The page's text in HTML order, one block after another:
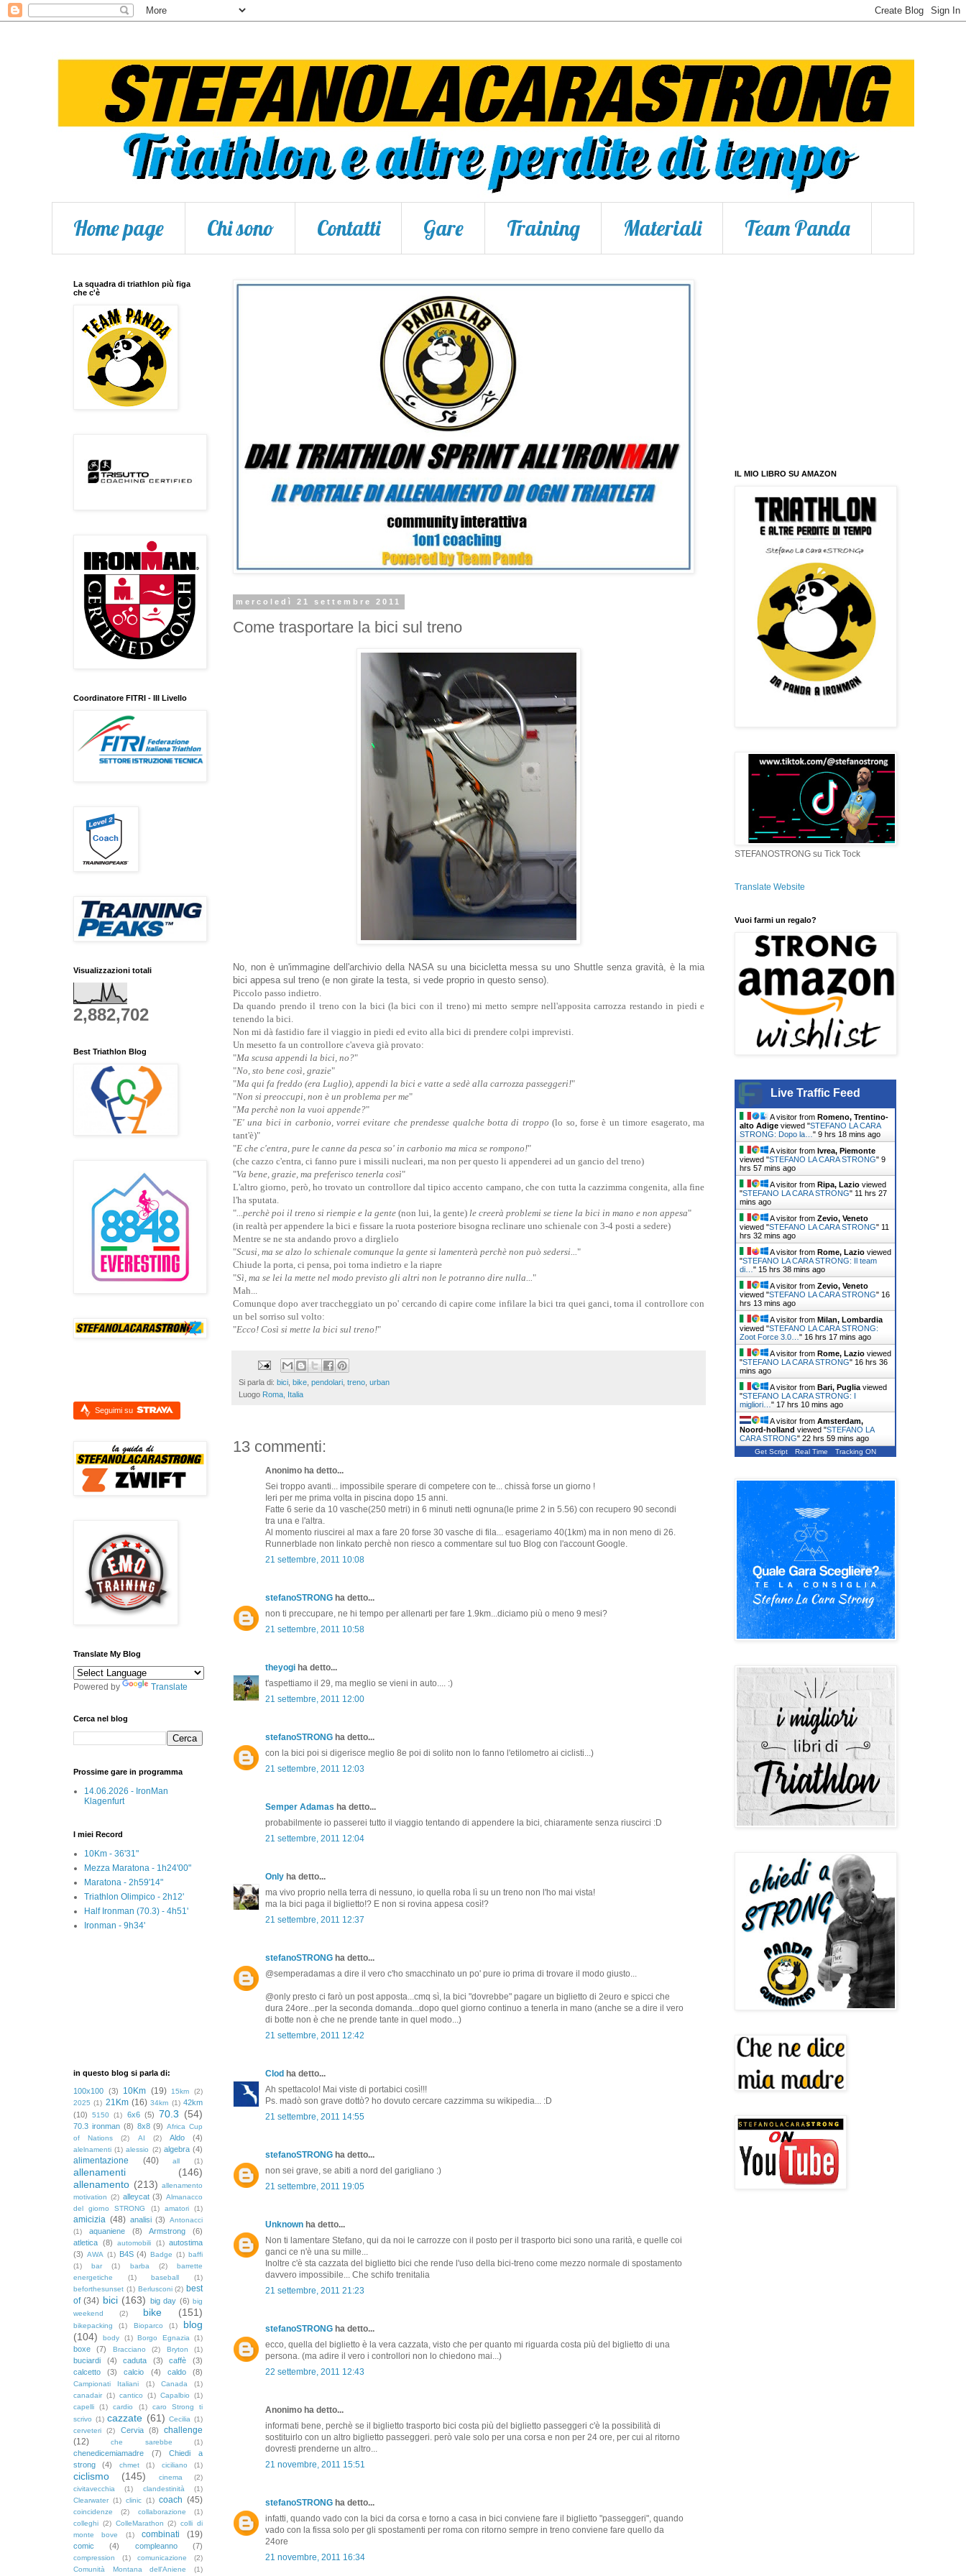
Home page Chi sono Contatti Gare Training Materiali Team Panda
mercoledì 21 settembre 2011
Come trasportare la bici sul treno
No, non è un'immagine dell'archivio della NASA su una bicicletta messa su uno Shuttle senza gravità, è la mia
bici appesa sul treno (e non girate la testa, si vede proprio in questo senso).
Piccolo passo indietro.
Da quando prendo il treno con la bici (la bici con il treno) mi metto sempre nell'apposita carrozza restando in piedi e
tenendo la bici.
Non mi dà fastidio fare il viaggio in piedi ed evito alla bici di prendere colpi imprevisti.
Un mesetto fa un controllore c'aveva già provato:
"Ma scusa appendi la bici, no?"
"No, sto bene così, grazie"
"Ma qui fa freddo (era Luglio), appendi la bici e vatte a sedè alla carrozza passeggeri!"
"Non si preoccupi, non è un problema per me"
"Ma perchè non la vuoi appende?"
"E' una bici in carbonio, vorrei evitare che prendesse qualche botta di troppo (lo so, forse è un timore esagerato, ma
tant'è)"
"E che c'entra, pure le canne da pesca so' in carbonio ma mica se rompono!"
(che cazzo c'entra, ci fanno pure i missili nucleari, ma non per questo li appenderei ad un gancio del treno)
"Va bene, grazie, ma preferisco tenerla così"
L'altro giorno, però, ho trovato un controllore dal tipico accento campano, che con tutta la cazzimma congenita, alla fine
l'ha sputata.
"...perchè poi il treno si riempie e la gente (non lui, la gente) le creerà problemi se tiene la bici in mano e non appesa"
(in realtà per appendere la bici e fissare la ruota posteriore bisogna reclinare uno schienale con 3-4 posti a sedere)
Mentre se ne sta andando provo a dirglielo
"Scusi, ma se alzo lo schienale comunque la gente si lamenterà perchè non può sedersi..."
Chiude la porta, ci pensa, poi torna indietro e la riapre
"Sì, ma se lei la mette nel modo previsto gli altri non le potranno dire nulla..."
Mah...
Comunque dopo aver traccheggiato un po' cercando di capire come infilare la bici tra quei ganci, torna il controllore con
un bel sorriso sul volto:
"Ecco! Così si mette la bici sul treno!"
Si parla di: bici bike pendolari treno urban
Luogo Roma, Italia
13 commenti:
Anonimo ha detto...
Sei troppo avanti... impossibile sperare di competere con te... chissà forse un giorno !
Ieri per me prima volta in piscina dopo 15 anni.
Fatte 6 serie da 10 vasche(250 metri) in 6 minuti netti ognuna(le prime 2 in 5.56) con recupero 90 secondi
tra una e l'altra.
Al momento riuscirei al max a fare 20 forse 30 vasche di fila... esageriamo 40(1km) ma in non meno di 26.
Runnerblade non linkato perchè non riesco a commentare sul tuo Blog con l'account Google.
21 settembre, 2011 10:08
stefanoSTRONG ha detto...
non ti preccupare, ne hi tempo per allenarti per fare 1.9km...diciamo più o meno 9 mesi?
21 settembre, 2011 10:58
theyogi ha detto...
t'aspettiamo il 29, ma meglio se vieni in auto.... :)
21 settembre, 2011 12:00
stefanoSTRONG ha detto...
con la bici poi si digerisce meglio 8e poi di solito non lo fanno l'etilometro ai ciclisti...)
21 settembre, 2011 12:03
Semper Adamas ha detto...
probabilmente io passerei tutto il viaggio tentando di appendere la bici, chiaramente senza riuscirci :D
21 settembre, 2011 12:04
Only ha detto...
ma vivo proprio nella terra di nessuno, io quella roba lì su un treno non l'ho mai vista!
ma la bici paga il biglietto!? E non si rovina appesa così!?
21 settembre, 2011 12:37
stefanoSTRONG ha detto...
@semperadamas a dire il vero c'ho smacchinato un po' pure io prima di trovare il modo giusto...
@only presto ci farò un post apposta...cmq sì, la bici "dovrebbe" pagare un biglietto di 2euro e spicci che
dura 24ore...per la seconda domanda...dopo quel giorno continuo a tenerla in mano (anche se a dire il vero
di botte non è che ne prende tante in quel modo...)
21 settembre, 2011 12:42
Clod ha detto...
Ah spettacolo! Mai viste di portabici così!!!
Ps. madò son grave dottò? ho dovuto cercare cazzimma su wikipedia... :D
21 settembre, 2011 14:55
stefanoSTRONG ha detto...
non sei grave, se abiti a nord del garigliano :)
21 settembre, 2011 19:05
Unknown ha detto...
Non ti lamentare Stefano, qui da noi le carrozze con il posto per il trasporto bici sono una rarità, e quelle coi
ganci ce n'è una su mille...
Inoltre c'è sta cazzata del biglietto bici che rende l'uso della bici-treno come mezzo normale di spostamento
davvero impossibile... Che schifo trenitalia
21 settembre, 2011 21:23
stefanoSTRONG ha detto...
ecco, quella del biglietto è la vera cazzata, visto che per quanto mi riguarda costa più del biglietto di una
persona. (ma adire il vero i controllori non lo chiedono mai...)
22 settembre, 2011 12:43
Anonimo ha detto...
informati bene, perchè se il biglietto trasporto bici costa più del biglietto passeggeri c'è la possibilità di
sostituirlo con un altro biglietto passeggeri. però vale solo per una corsa e non per 24 ore, per cui al ritorno
dovresti prenderne un altro...
21 novembre, 2011 15:51
stefanoSTRONG ha detto...
infatti, quando vado con la bici da corsa e torno a casa in bici conviene fare il biglietto "passeggeri", quando
vado con la fissa solo per gli spostamenti per roma con ritorno sempre in treno conviene fare quello da
24ore
21 novembre, 2011 16:34
La squadra di triathlon più figa
che c'è
Coordinatore FITRI - III Livello
Visualizzazioni totali
2,882,702
Best Triathlon Blog
Seguimi su
Translate My Blog
Powered by Translate
Cerca nel blog
Prossime gare in programma
14.06.2026 - IronMan
Klagenfurt
I miei Record
10Km - 36'31"
Mezza Maratona - 1h24'00"
Maratona - 2h59'14"
Triathlon Olimpico - 2h12'
Half Ironman (70.3) - 4h51'
Ironman - 9h34'
in questo blog si parla di:
100x100 (3) 10Km (19) 15km
(2)
2025 (1) 21Km (16) 34km (1) 42km
(10)
5150 (1) 6x6 (5) 70.3 (54)
70.3 ironman (8) 8x8 (9) Africa Cup
of Nations
(2) AI (2) Aldo (4)
alelnamenti (1) alessio (2) algebra (4)
alimentazione (40) all (1)
allenamenti
(146)
allenamento (213) allenamento
motivation (2) alleycat (3) Almanacco
del giorno STRONG
(1) amatori (1)
amicizia (48) analisi (3)
Antonacci
(1)
aquaniene (8) Armstrong
(6)
atletica (8) automobili (1) autostima
(3) AWA (1) B4S (4) Badge (1) baffi
(1)
bar (1) barba (2)
barrette
energetiche
(1) baseball
(1)
beforthesunset (1) Berlusconi (2) best
of (34) bici (163) big day (6) big
weekend
(2) bike (151)
bikepacking (1) Bioparco (1)
blog
(104)
body (1) Borgo Egnazia (1)
boxe (7) Bracciano (2) Bryton (1)
buciardi (4) caduta (3) caffè
(3)
calcetto
(3) calcio (4) caldo (8)
Campionati Italiani (1) Canada
(1)
canadair (1) cantico (1) Capalbio
(1)
capelli
(1) cardio (1)
caro Strong ti
scrivo (1) cazzate (61) Cecilia (1)
cerveteri
(2) Cervia (8)
challenge
(12)
che sarebbe (1)
chenedicemiamadre (7)
Chiedi a
strong
(4) chmet (1) ciciliano (1)
ciclismo (145) cinema
(2)
civitavecchia
(1) clandestinità
(1)
Clearwater (1) clinic (1) coach (45)
coincidenze (2) collaborazione
(1)
colleghi (2) ColleMarathon (2) colli di
monte bove
(1) combinati (19)
comic (4) compleanno (7)
compression (1) comunicazione
(2)
Comunità Montana dell'Aniene
(1)
IL MIO LIBRO SU AMAZON
STEFANOSTRONG su Tick Tock
Translate Website
Vuoi farmi un regalo?
Live Traffic Feed
A visitor from Romeno, Trentino-
alto Adige viewed "STEFANO LA CARA
STRONG: Dopo la… " 9 hrs 18 mins ago
A visitor from Ivrea, Piemonte
viewed "STEFANO LA CARA STRONG" 9
hrs 57 mins ago
A visitor from Ripa, Lazio viewed
"STEFANO LA CARA STRONG" 11 hrs 27
mins ago
A visitor from Zevio, Veneto
viewed "STEFANO LA CARA STRONG" 11
hrs 32 mins ago
A visitor from Rome, Lazio viewed
"STEFANO LA CARA STRONG: Il team
di… " 15 hrs 38 mins ago
A visitor from Zevio, Veneto
viewed "STEFANO LA CARA STRONG" 16
hrs 13 mins ago
A visitor from Milan, Lombardia
viewed "STEFANO LA CARA STRONG:
Zoot Force 3.0… " 16 hrs 17 mins ago
A visitor from Rome, Lazio viewed
"STEFANO LA CARA STRONG" 16 hrs 36
mins ago
A visitor from Bari, Puglia viewed
"STEFANO LA CARA STRONG: I
migliori… " 17 hrs 10 mins ago
A visitor from Amsterdam,
Noord-holland viewed "STEFANO LA
CARA STRONG" 22 hrs 59 mins ago
Get Script Real Time Tracking ON